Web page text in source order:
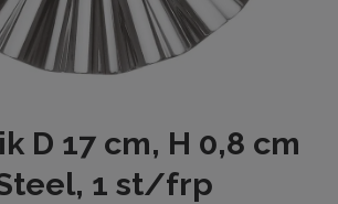
D 17 cm, H 0,8 cm
1 st/frp